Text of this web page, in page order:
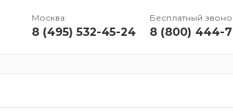
Москва:
8 (495) 532-45-24
Бесплатный
8 (800) 444-